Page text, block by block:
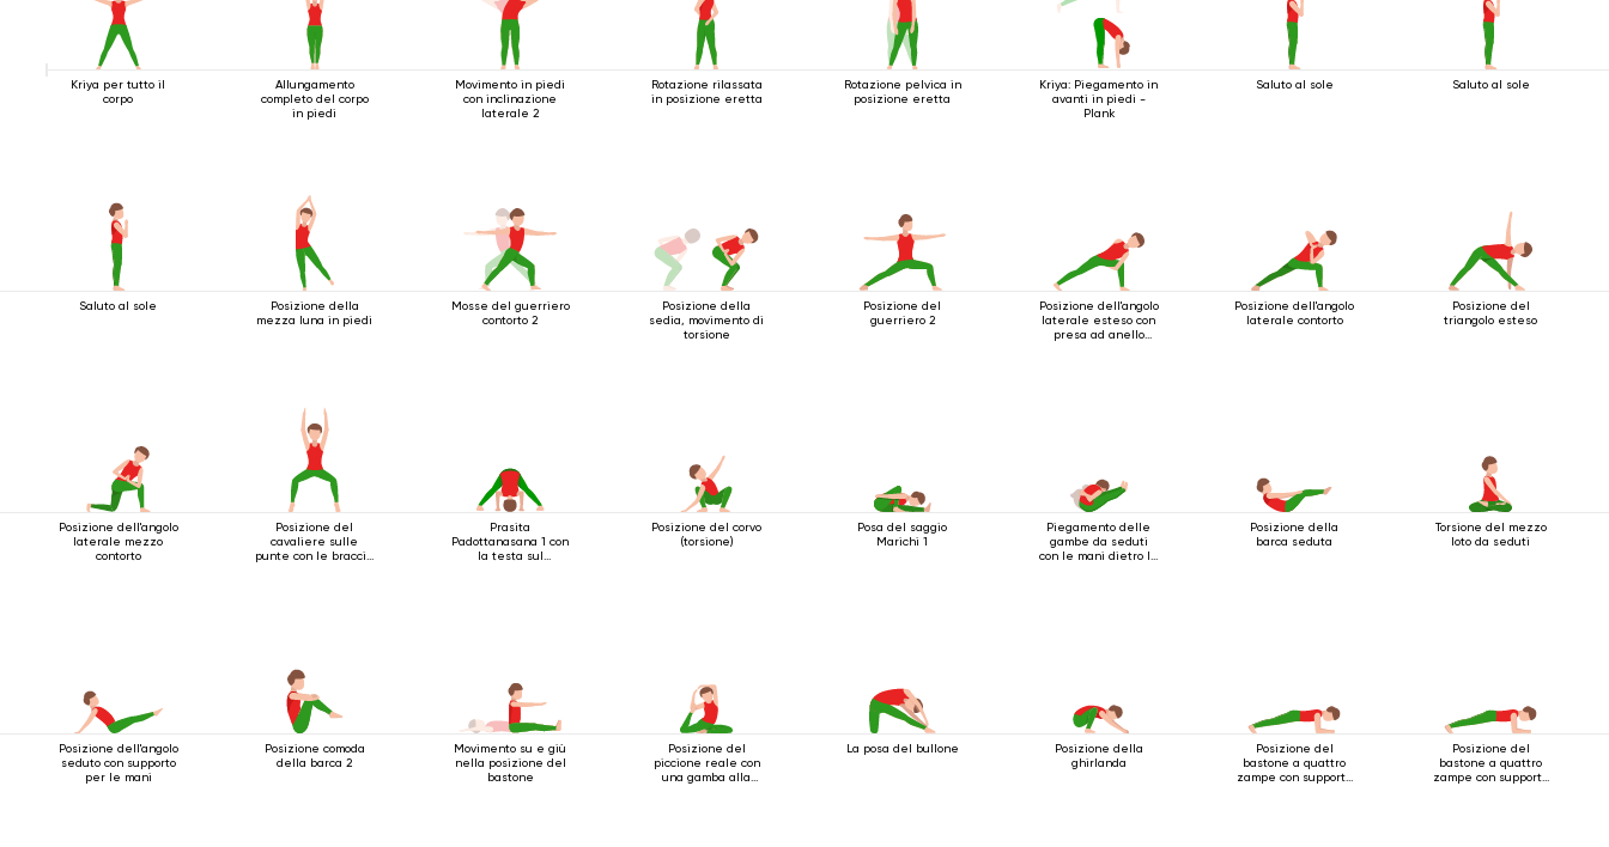
Kriya per tutto il
corpo
Allungamento
completo del corpo
in piedi
Movimento in piedi
con inclinazione
laterale 2
Rotazione rilassata
in posizione eretta
Rotazione pelvica in
posizione eretta
Kriya: Piegamento in
avanti in piedi -
Plank
Saluto al sole Saluto al sole
Saluto al sole
Posizione della
mezza luna in piedi
Mosse del guerriero
contorto 2
Posizione della
sedia, movimento di
torsione
Posizione del
guerriero 2
Posizione dell'angolo
laterale esteso con
presa ad anello
Posizione dell'angolo
laterale contorto
Posizione del
triangolo esteso
Posizione dell'angolo
laterale mezzo
contorto
Posizione del
cavaliere sulle
punte con le braccia
Prasita
Padottanasana 1 con
la testa sul
Posizione del corvo
(torsione)
Posa del saggio
Marichi 1
Piegamento delle
gambe da seduti
con le mani dietro la
Posizione della
barca seduta
Torsione del mezzo
loto da seduti
Posizione dell'angolo
seduto con supporto
per le mani
Posizione comoda
della barca 2
Movimento su e giù
nella posizione del
bastone
Posizione del
piccione reale con
una gamba alla
La posa del bullone
Posizione della
ghirlanda
Posizione del
bastone a quattro
zampe con supporto
Posizione del
bastone a quattro
zampe con supporto